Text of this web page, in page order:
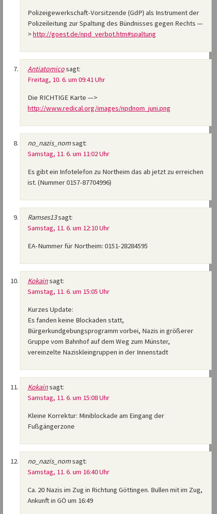
Polizeigewerkschaft-Vorsitzende (GdP) als Instrument der
Polizeileitung zur Spaltung des Bündnisses gegen Rechts —
>http://goest.de/npd_verbot.htm#spaltung
Antiatomicosagt:
Freitag, 10. 6. um 09:41 Uhr
Die RICHTIGE Karte —>
http://www.redical.org/images/npdnom_juni.png
no_nazis_nomsagt:
Samstag, 11. 6. um 11:02 Uhr
Es gibt ein Infotelefon zu Northeim das ab jetzt zu erreichen
ist. (Nummer 0157-87704996)
Ramses13sagt:
Samstag, 11. 6. um 12:10 Uhr
EA-Nummer für Northeim: 0151-28284595
Kokainsagt:
Samstag, 11. 6. um 15:05 Uhr
Kurzes Update:
Es fanden keine Blockaden statt,
Bürgerkundgebungsprogramm vorbei, Nazis in größerer
Gruppe vom Bahnhof auf dem Weg zum Münster,
vereinzelte Naziskleingruppen in der Innenstadt
Kokainsagt:
Samstag, 11. 6. um 15:08 Uhr
Kleine Korrektur: Miniblockade am Eingang der
Fußgängerzone
no_nazis_nomsagt:
Samstag, 11. 6. um 16:40 Uhr
Ca. 20 Nazis im Zug in Richtung Göttingen. Bullen mit im Zug,
Ankunft in GÖ um 16:49